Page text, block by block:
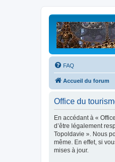
FAQ
Accueil du forum
Office du
En accédant à «
d’être légalement
Topoldavie ». Nous
même. En effet, si
mises à jour.